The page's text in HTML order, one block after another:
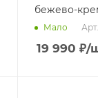
бежево-
Мало
19 990 ₽/